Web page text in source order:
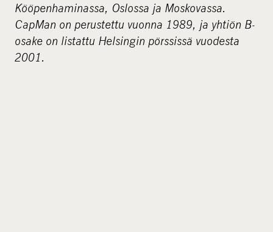
Kööpenhaminassa, Oslossa ja Moskovassa.
CapMan on perustettu vuonna 1989, ja yhtiön B-
osake on listattu Helsingin pörssissä vuodesta
2001.